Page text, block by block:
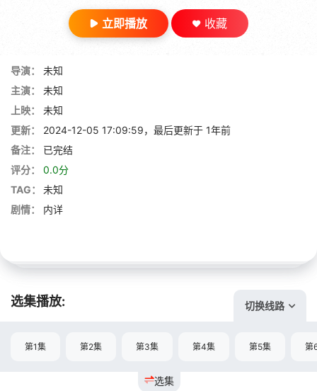
立即播放 收藏
导演：
未知
主演：
未知
上映：
未知
更新：
2024-12-05 17:09:59，最后更新于 1年前
备注：
已完结
评分：
0.0分
TAG：
未知
剧情：
内详
选集播放: 切换线路
选集
第1集 第2集 第3集 第4集 第5集 第